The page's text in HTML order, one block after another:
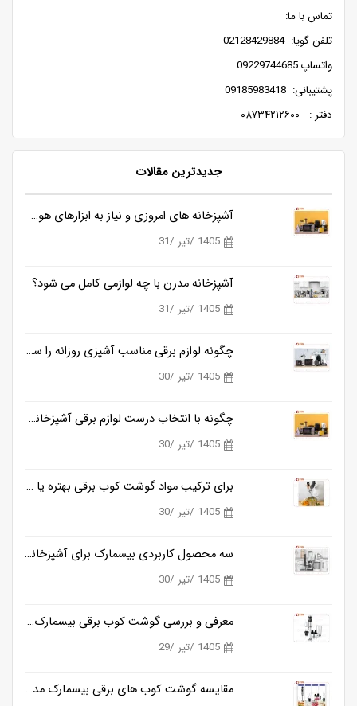
تماس با ما:
تلفن گویا: 02128429884
واتساپ:09229744685
پشتیبانی: 09185983418
دفتر : ۰۸۷۳۴۲۱۲۶۰۰
جدیدترین مقالات
آشپزخانه های امروزی و نیاز به ابزارهای هوشمندتر
1405 /تیر /31
آشپزخانه مدرن با چه لوازمی کامل می شود؟
1405 /تیر /31
چگونه لوازم برقی مناسب آشپزی روزانه را ساده تر می کنند؟
1405 /تیر /30
چگونه با انتخاب درست لوازم برقی آشپزخانه، زمان آشپزی را نصف کنیم؟
1405 /تیر /30
برای ترکیب مواد گوشت کوب برقی بهتره یا مخلوط کن؟
1405 /تیر /30
سه محصول کاربردی بیسمارک برای آشپزخانه های مدرن
1405 /تیر /30
معرفی و بررسی گوشت کوب برقی بیسمارک مدل BM3315
1405 /تیر /29
مقایسه گوشت کوب های برقی بیسمارک مدل BM3315 و BM3316